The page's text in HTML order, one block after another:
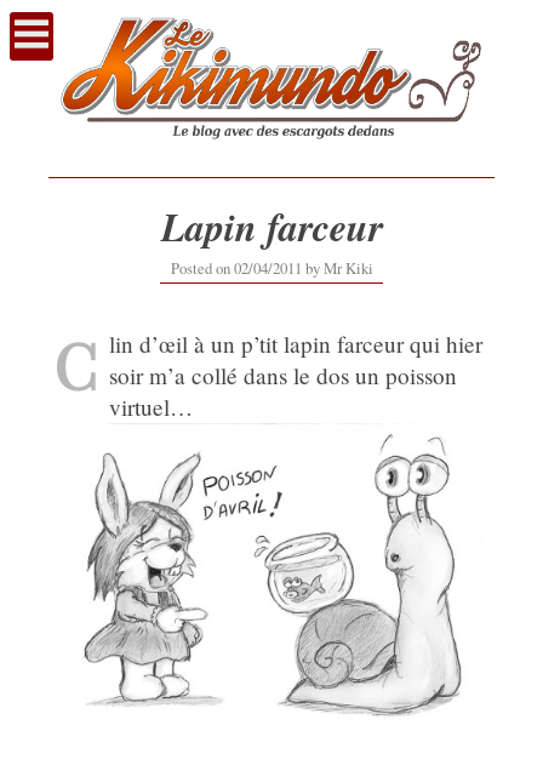
Voir
contenu
Lapin farceur
Posted on02/04/2011 byMr Kiki
C lin d’œil à un p’tit lapin farceur qui hier
soir m’a collé dans le dos un poisson
virtuel…